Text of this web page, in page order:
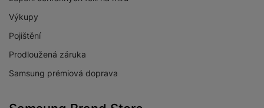
Výkupy
Pojištění
Prodloužená záruka
Samsung prémiová doprava